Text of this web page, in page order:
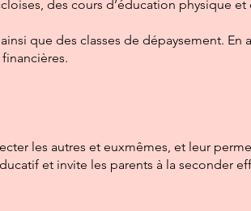
des cours d’éducation physique et
que des classes de dépaysement. En
les autres et euxmêmes, et leur
et invite les parents à la seconder